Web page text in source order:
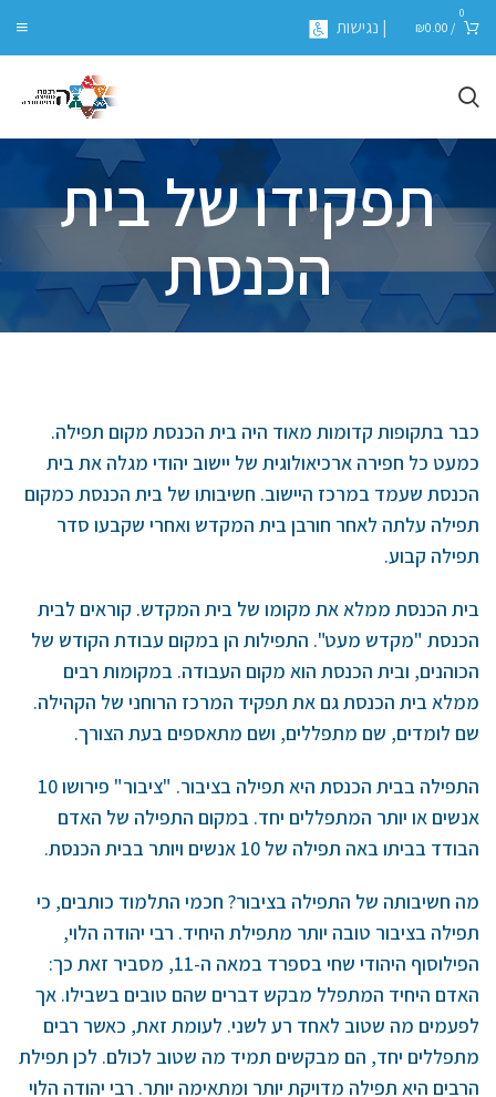
0
/
₪0.00 | נגישות
תפקידו של בית
הכנסת
כבר בתקופות קדומות מאוד היה בית הכנסת מקום תפילה.
כמעט כל חפירה ארכיאולוגית של יישוב יהודי מגלה את בית
הכנסת שעמד במרכז היישוב. חשיבותו של בית הכנסת כמקום
תפילה עלתה לאחר חורבן בית המקדש ואחרי שקבעו סדר
תפילה קבוע.
בית הכנסת ממלא את מקומו של בית המקדש. קוראים לבית
הכנסת "מקדש מעט". התפילות הן במקום עבודת הקודש של
הכוהנים, ובית הכנסת הוא מקום העבודה. במקומות רבים
ממלא בית הכנסת גם את תפקיד המרכז הרוחני של הקהילה.
שם לומדים, שם מתפללים, ושם מתאספים בעת הצורך.
התפילה בבית הכנסת היא תפילה בציבור. "ציבור" פירושו 10
אנשים או יותר המתפללים יחד. במקום התפילה של האדם
הבודד בביתו באה תפילה של 10 אנשים ויותר בבית הכנסת.
מה חשיבותה של התפילה בציבור? חכמי התלמוד כותבים, כי
תפילה בציבור טובה יותר מתפילת היחיד. רבי יהודה הלוי,
הפילוסוף היהודי שחי בספרד במאה ה-11, מסביר זאת כך:
האדם היחיד המתפלל מבקש דברים שהם טובים בשבילו. אך
לפעמים מה שטוב לאחד רע לשני. לעומת זאת, כאשר רבים
מתפללים יחד, הם מבקשים תמיד מה שטוב לכולם. לכן תפילת
הרבים היא תפילה מדויקת יותר ומתאימה יותר. רבי יהודה הלוי